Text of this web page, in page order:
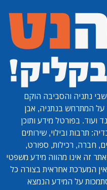
נתניה והסביבה הוקם
על המתרחש בנתניה, אבן
ועוד. בפורטל מידע ותוכן
תרבות ובילוי, שירותים
חברה, רכילות, ספורט,
זה אינו מהווה מידע משפטי
המערכת אחראית בצורה כל
על המידע הנמצא